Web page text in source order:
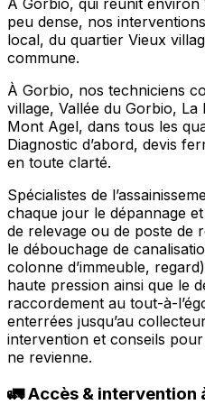
À Gorbio, qui réunit environ
peu dense, nos
local, du quartier Vieux
commune.
À Gorbio, nos techniciens
village, Vallée du Gorbio,
Mont Agel, dans tous les
Diagnostic d’abord, devis
en toute clarté.
Spécialistes de
chaque jour le dépannage
de relevage ou de poste de
le débouchage de
colonne d’immeuble,
haute pression ainsi que le
raccordement au tout-à-
enterrées jusqu’au
intervention et conseils
ne revienne.
🚛 Accès & intervention